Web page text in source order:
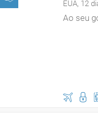
EUA, 12
Ao seu